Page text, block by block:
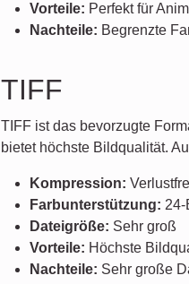
Vorteile: Perfekt für
Nachteile: Begrenzte
TIFF
TIFF ist das bevorzugte
bietet höchste Bildqualität.
Kompression:
Farbunterstützung: 24-
Dateigröße: Sehr groß
Vorteile: Höchste
Nachteile: Sehr große